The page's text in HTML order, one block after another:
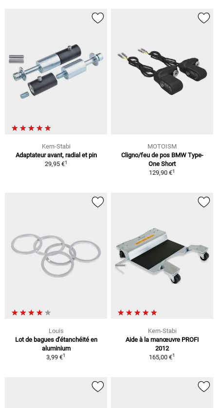
Kern-Stabi
Adaptateur avant, radial et pin
29,95 €1
MOTOISM
Cligno/feu de pos BMW Type-
One Short
129,90 €1
Louis
Lot de bagues d'étanchéité en
aluminium
3,99 €1
Kern-Stabi
Aide à la manœuvre PROFI
2012
165,00 €1